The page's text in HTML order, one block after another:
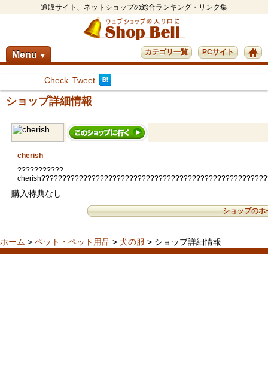
通販サイト、ネットショップの総合ランキング・リンク集
Menu ▼ PCサイト
カテゴリ一覧
Check Tweet
ショップ詳細情報
cherish
???????????
購入特典なし
ショップの
ホーム > ペット・ペット用品 > 犬の服 > ショップ詳細情報